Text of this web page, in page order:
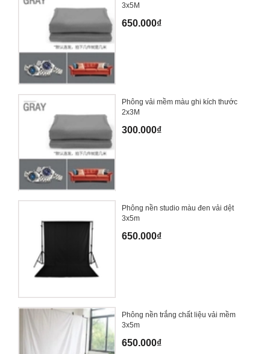
3x5M
650.000₫
Phông vải mềm màu ghi kích thước
2x3M
300.000₫
Phông nền studio màu đen vải dệt
3x5m
650.000₫
Phông nền trắng chất liệu vải mềm
3x5m
650.000₫